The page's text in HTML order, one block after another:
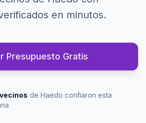
en minutos.
Presupuesto Gratis
de Haedo confiaron esta